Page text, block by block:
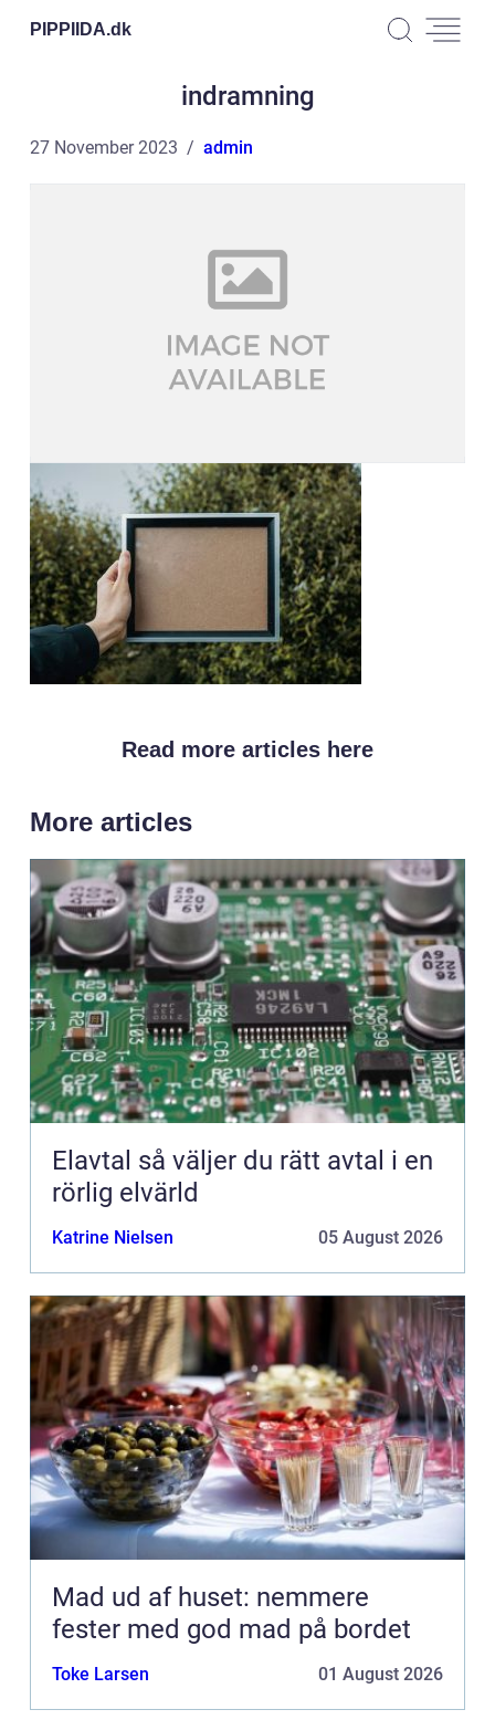
PIPPIIDA.dk
indramning
27 November 2023 admin
Read more articles here
More articles
Elavtal så väljer du rätt avtal i en
rörlig elvärld
Katrine Nielsen 05 August 2026
Mad ud af huset: nemmere
fester med god mad på bordet
Toke Larsen 01 August 2026